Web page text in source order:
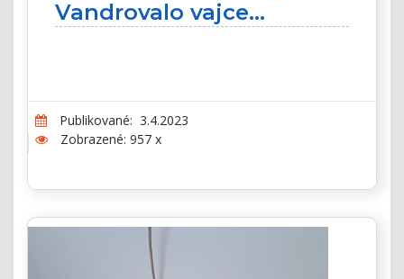
Vandrovalo vajce...
Publikované: 3.4.2023
Zobrazené: 957 x